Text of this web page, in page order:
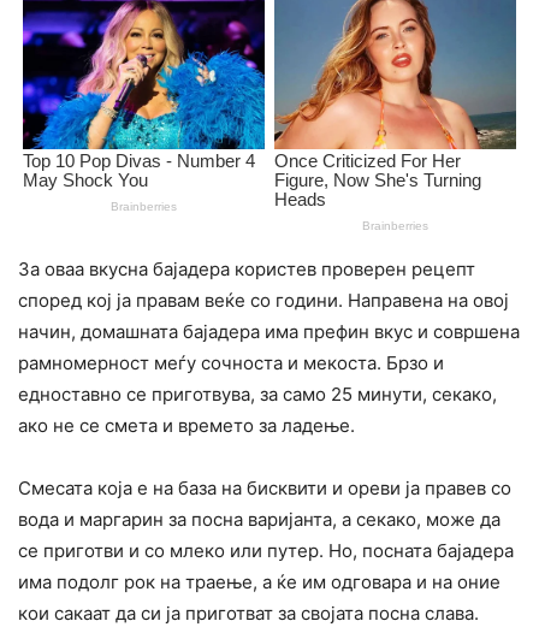
За оваа вкусна бајадера користев проверен рецепт
според кој ја правам веќе со години. Направена на овој
начин, домашната бајадера има префин вкус и совршена
рамномерност меѓу сочноста и мекоста. Брзо и
едноставно се приготвува, за само 25 минути, секако,
ако не се смета и времето за ладење.
Смесата која е на база на бисквити и ореви ја правев со
вода и маргарин за посна варијанта, а секако, може да
се приготви и со млеко или путер. Но, посната бајадера
има подолг рок на траење, а ќе им одговара и на оние
кои сакаат да си ја приготват за својата посна слава.